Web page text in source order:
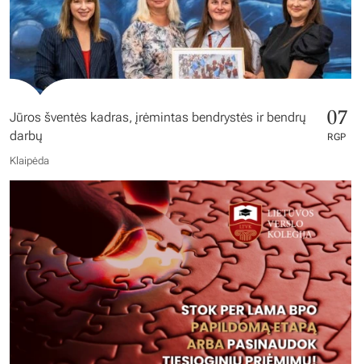
Jūros šventės kadras, įrėmintas bendrystės ir bendrų
darbų
07
RGP
Klaipėda